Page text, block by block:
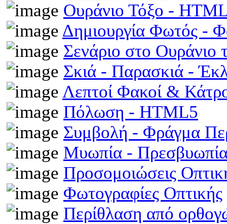
Ουράνιο Τόξο -
Δημιουργία Φωτός -
Σενάριο στο Ουράνιο
Σκιά - Παρασκιά -
Λεπτοί Φακοί &
Πόλωση - HTML5
Συμβολή - Φράγμα
Μυωπία -
Προσομοιώσεις
Φωτογραφίες Οπτικής
Περίθλαση από